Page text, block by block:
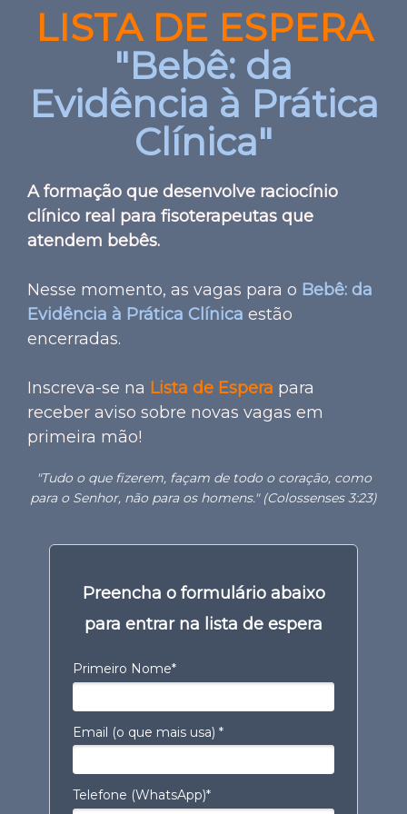
LISTA DE ESPERA
"Bebê: da
Evidência à Prática
Clínica"
A formação que desenvolve raciocínio
clínico real para fisoterapeutas que
atendem bebês.
Nesse momento, as vagas para o Bebê: da
Evidência à Prática Clínica estão
encerradas.
Inscreva-se na Lista de Espera para
receber aviso sobre novas vagas em
primeira mão!
"Tudo o que fizerem, façam de todo o coração, como
para o Senhor, não para os homens." (Colossenses 3:23)
Preencha o formulário abaixo
para entrar na lista de espera
Primeiro Nome*
Email (o que mais usa) *
Telefone (WhatsApp)*